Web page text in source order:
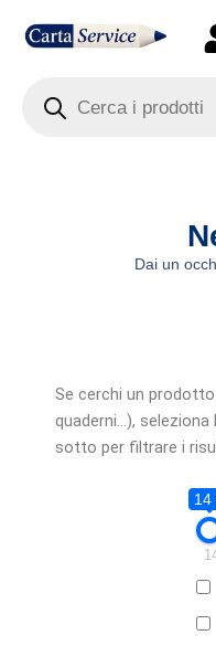
search
Dai un
Se cerchi un
quaderni…),
sotto per filtrare i
14